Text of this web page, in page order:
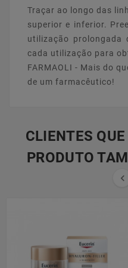
Traçar ao longo das
superior e inferior.
utilização
cada utilização para
FARMAOLI - Mais do
de um farmacêutico!
CLIENTES
PRODUTO
